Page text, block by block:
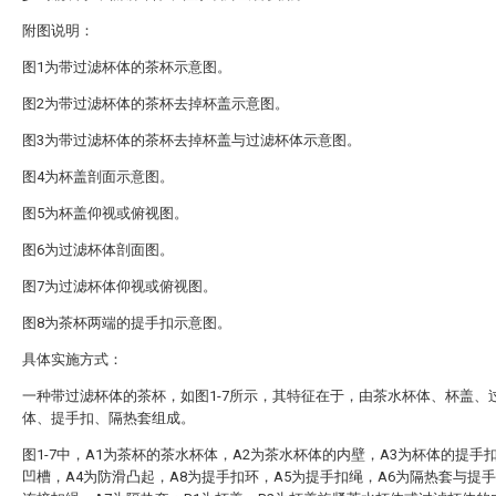
附图说明：
图1为带过滤杯体的茶杯示意图。
图2为带过滤杯体的茶杯去掉杯盖示意图。
图3为带过滤杯体的茶杯去掉杯盖与过滤杯体示意图。
图4为杯盖剖面示意图。
图5为杯盖仰视或俯视图。
图6为过滤杯体剖面图。
图7为过滤杯体仰视或俯视图。
图8为茶杯两端的提手扣示意图。
具体实施方式：
一种带过滤杯体的茶杯，如图1-7所示，其特征在于，由茶水杯体、杯盖、
体、提手扣、隔热套组成。
图1-7中，A1为茶杯的茶水杯体，A2为茶水杯体的内壁，A3为杯体的提手
凹槽，A4为防滑凸起，A8为提手扣环，A5为提手扣绳，A6为隔热套与提